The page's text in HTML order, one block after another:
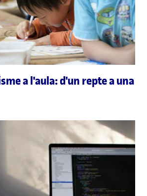
a l'aula: d'un repte a una